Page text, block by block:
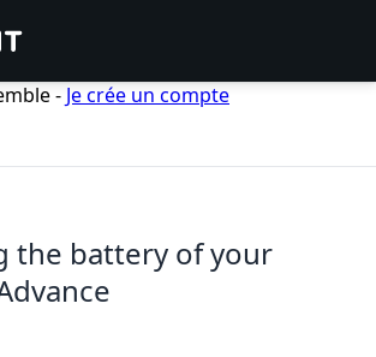
- Je crée un compte
the battery of your